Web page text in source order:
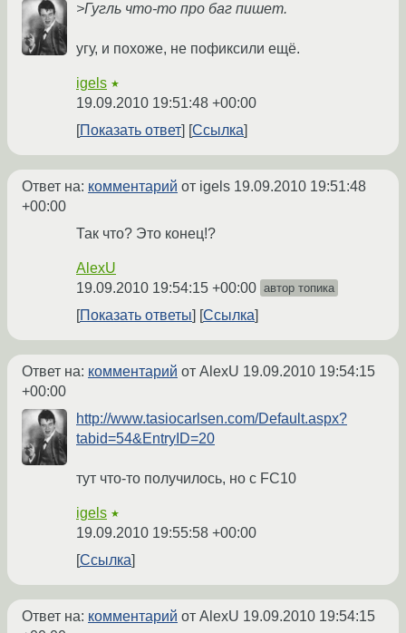
>Гугль что-то про баг пишет.
угу, и похоже, не пофиксили ещё.
igels ★
19.09.2010 19:51:48 +00:00
Показать ответ
Ссылка
Ответ на: комментарий от igels 19.09.2010 19:51:48
+00:00
Так что? Это конец!?
AlexU
19.09.2010 19:54:15 +00:00 автор топика
Показать ответы Ссылка
Ответ на: комментарий от AlexU 19.09.2010 19:54:15
+00:00
http://www.tasiocarlsen.com/Default.aspx?
tabid=54&EntryID=20
тут что-то получилось, но с FC10
igels ★
19.09.2010 19:55:58 +00:00
Ссылка
Ответ на: комментарий от AlexU 19.09.2010 19:54:15